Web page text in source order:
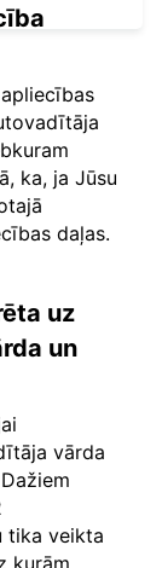
ka, ja Jūsu
daļas.
uz
un
vārda
tika veikta